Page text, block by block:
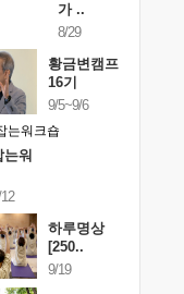
가 ..
8/29
황금변캠프
16기
9/5~9/6
워
하루명상
[250..
9/19